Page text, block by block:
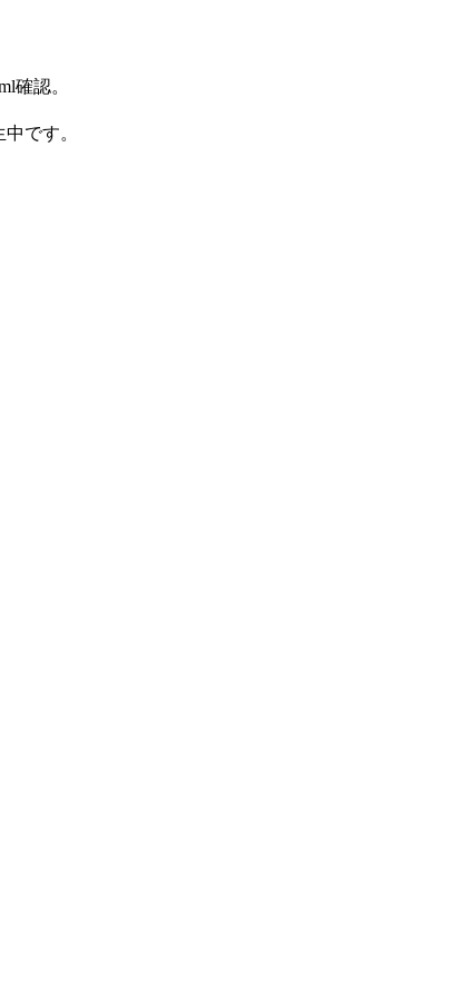
確認。
です。